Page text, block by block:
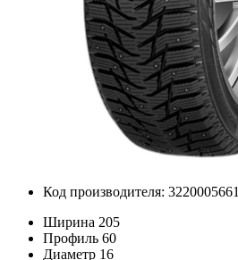
Код производителя: 3220005661
Ширина 205
Профиль 60
Диаметр 16